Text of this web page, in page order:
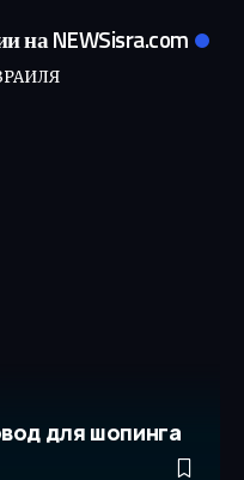
на NEWSisra.com
для шопинга